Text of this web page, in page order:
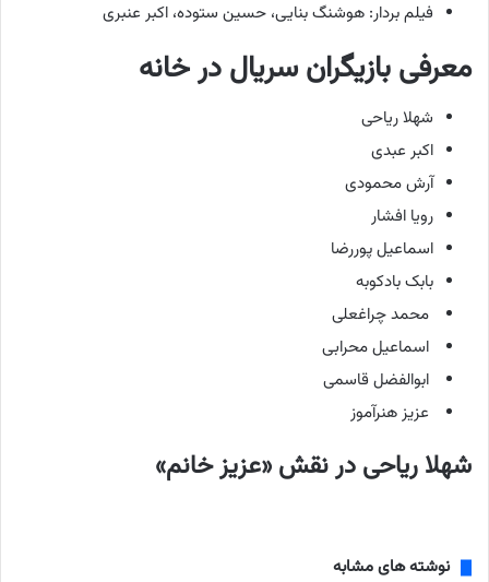
فیلم بردار: هوشنگ بنایی، حسین ستوده، اکبر عنبری
معرفی بازیگران سریال در خانه
شهلا ریاحی
اکبر عبدی
آرش محمودی
رویا افشار
اسماعیل پوررضا
بابک بادکوبه
محمد چراغعلی
اسماعیل محرابی
ابوالفضل قاسمی
عزیز هنرآموز
شهلا ریاحی در نقش «عزیز خانم»
نوشته های مشابه